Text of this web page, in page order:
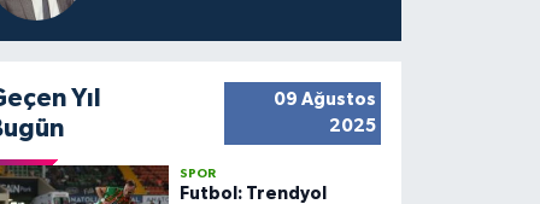
Yıl
09 Ağustos
2025
SPOR
Futbol: Trendyol